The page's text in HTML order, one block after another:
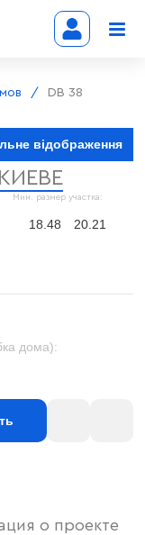
DB 38
відображення
Мин. размер участка:
18.48 20.21
дома):
о проекте